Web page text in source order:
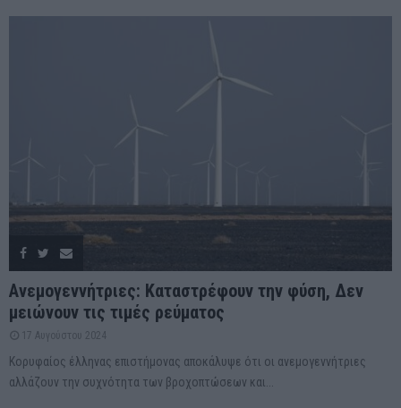
Ανεμογεννήτριες: Καταστρέφουν την φύση, Δεν
μειώνουν τις τιμές ρεύματος
17 Αυγούστου 2024
Κορυφαίος έλληνας επιστήμονας αποκάλυψε ότι οι ανεμογεννήτριες
αλλάζουν την συχνότητα των βροχοπτώσεων και...